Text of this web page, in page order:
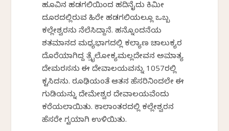
ಹೂವಿನ ಹಡಗಲಿಯಿಂದ ಹದಿನೈದು ಕಿಮೀ
ದೂರದಲ್ಲಿರುವ ಹಿರೇ ಹಡಗಲಿಯಲ್ಲೂ ಒಬ್ಬ
ಕಲ್ಲೇಶ್ವರನು ನೆಲೆಸಿದ್ದಾನೆ. ಹನ್ನೊಂದನೆಯ
ಶತಮಾನದ ಮಧ್ಯಭಾಗದಲ್ಲಿ ಕಲ್ಯಾಣ ಚಾಲುಕ್ಯರ
ದೊರೆಯಾಗಿದ್ದ ತ್ರೈಲೋಕ್ಯಮಲ್ಲದೇವನ ಅಮಾತ್ಯ
ದೇಮರಸನು ಈ ದೇವಾಲಯವನ್ನು 1057ರಲ್ಲಿ
ಕಟ್ಟಿಸಿದನು. ರೂಢಿಯಂತೆ ಆತನ ಹೆಸರಿನಿಂದಲೇ ಈ
ಗುಡಿಯನ್ನು ದೇಮೇಶ್ವರ ದೇವಾಲಯವೆಂದು
ಕರೆಯಲಾಯಿತು. ಕಾಲಾಂತರದಲ್ಲಿ ಕಲ್ಲೇಶ್ವರನ
ಹೆಸರೇ ಗಟ್ಟಿಯಾಗಿ ಉಳಿಯಿತು.